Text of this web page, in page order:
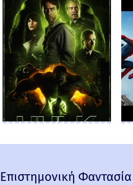
Επιστημονική Φαντασία